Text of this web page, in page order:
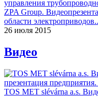
ZPA Group.
области
26 июля 2015
Видео
TOS MET slévárna a.s.